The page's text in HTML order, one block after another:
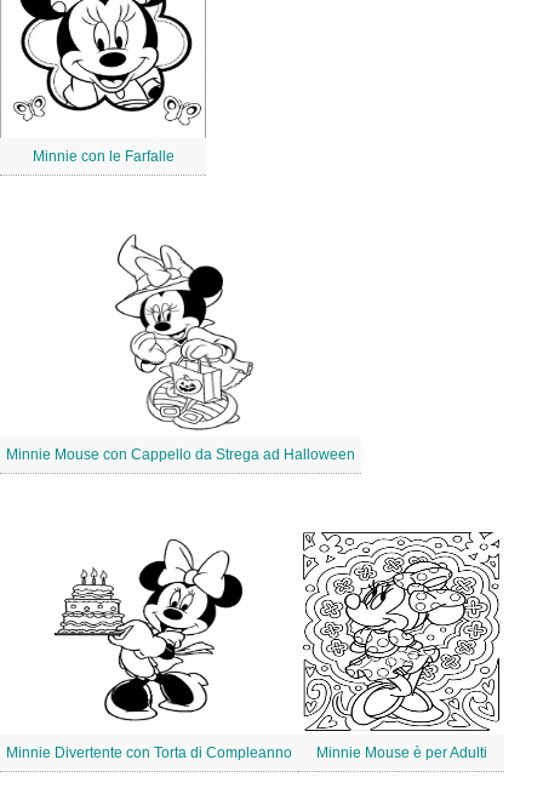
Minnie con le Farfalle
Minnie Mouse con Cappello da Strega ad Halloween
Minnie Divertente con Torta di Compleanno Minnie Mouse è per Adulti